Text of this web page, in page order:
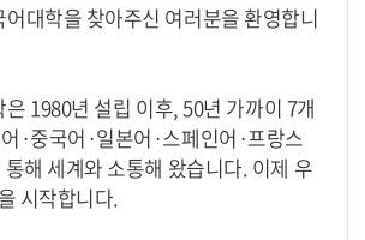
대학을 찾아주신 여러분을 환영합니
1980년 설립 이후, 50년 가까이 7개
·중국어·일본어·스페인어·프랑스
해 세계와 소통해 왔습니다. 이제 우
시작합니다.